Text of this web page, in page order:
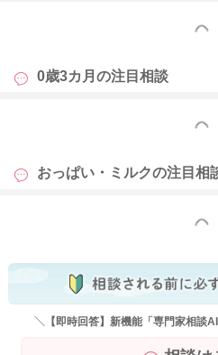
もっと見
0歳3カ月の注目相談
もっと見
おっぱい・ミルクの注目相
もっと見
＼【即時回答】新機能「専門家相談